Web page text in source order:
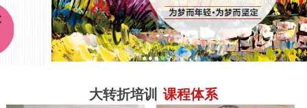
大转折培训 课程体系